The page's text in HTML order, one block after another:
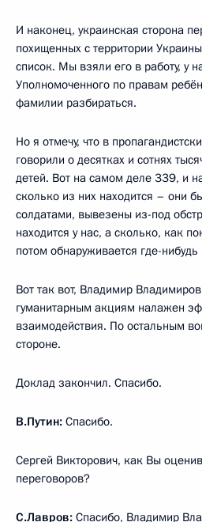
И наконец, украинская сторона
похищенных с территории
список. Мы взяли его в работу, у
Уполномоченного по правам
фамилии разбираться.
Но я отмечу, что в
говорили о десятках и сотнях
детей. Вот на самом деле 339, и
сколько из них находится – они
солдатами, вывезены из-под
находится у нас, а сколько, как
потом обнаруживается где-
Вот так вот, Владимир
гуманитарным акциям налажен
взаимодействия. По остальным
стороне.
Доклад закончил. Спасибо.
В.Путин: Спасибо.
Сергей Викторович, как Вы
переговоров?
С.Лавров: Спасибо, Владимир